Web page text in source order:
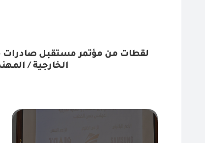
لقطات من مؤتمر مستقبل صادرات
الخارجية /